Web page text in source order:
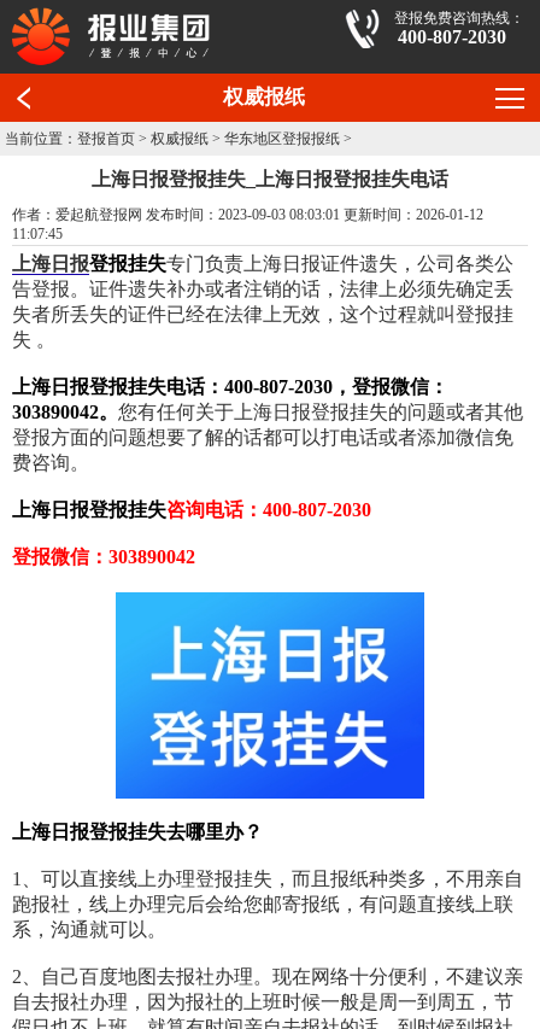
登报免费咨询热线：
400-807-2030
权威报纸
当前位置：登报首页 >权威报纸 >华东地区登报报纸 >
上海日报登报挂失_上海日报登报挂失电话
作者：爱起航登报网 发布时间：2023-09-03 08:03:01 更新时间：2026-01-12
11:07:45
上海日报登报挂失专门负责上海日报证件遗失，公司各类公
告登报。证件遗失补办或者注销的话，法律上必须先确定丢
失者所丢失的证件已经在法律上无效，这个过程就叫登报挂
失 。
上海日报登报挂失电话：400-807-2030，登报微信：
303890042。 您有任何关于上海日报登报挂失的问题或者其他
登报方面的问题想要了解的话都可以打电话或者添加微信免
费咨询。
上海日报登报挂失咨询电话：400-807-2030
登报微信：303890042
上海日报登报挂失去哪里办？
1、可以直接线上办理登报挂失，而且报纸种类多，不用亲自
跑报社，线上办理完后会给您邮寄报纸，有问题直接线上联
系，沟通就可以。
2、自己百度地图去报社办理。现在网络十分便利，不建议亲
自去报社办理，因为报社的上班时候一般是周一到周五，节